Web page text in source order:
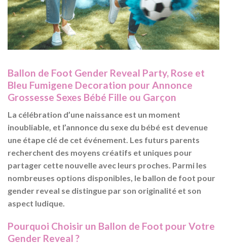
Ballon de Foot Gender Reveal Party, Rose et
Bleu Fumigene Decoration pour Annonce
Grossesse Sexes Bébé Fille ou Garçon
La célébration d’une naissance est un moment
inoubliable, et l’annonce du sexe du bébé est devenue
une étape clé de cet événement. Les futurs parents
recherchent des moyens créatifs et uniques pour
partager cette nouvelle avec leurs proches. Parmi les
nombreuses options disponibles, le ballon de foot pour
gender reveal se distingue par son originalité et son
aspect ludique.
Pourquoi Choisir un Ballon de Foot pour Votre
Gender Reveal ?